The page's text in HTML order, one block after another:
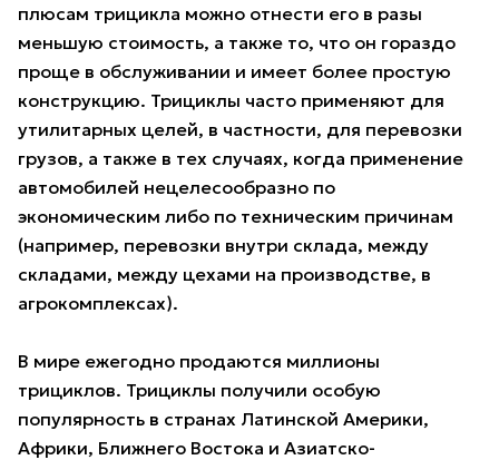
плюсам трицикла можно отнести его в разы
меньшую стоимость, а также то, что он гораздо
проще в обслуживании и имеет более простую
конструкцию. Трициклы часто применяют для
утилитарных целей, в частности, для перевозки
грузов, а также в тех случаях, когда применение
автомобилей нецелесообразно по
экономическим либо по техническим причинам
(например, перевозки внутри склада, между
складами, между цехами на производстве, в
агрокомплексах).
В мире ежегодно продаются миллионы
трициклов. Трициклы получили особую
популярность в странах Латинской Америки,
Африки, Ближнего Востока и Азиатско-